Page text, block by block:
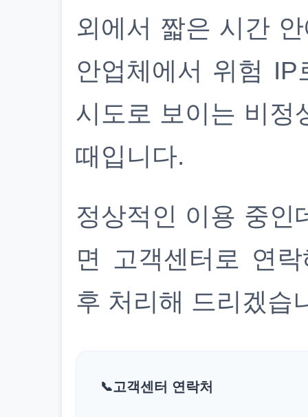
외에서 짧은 시간
안업체에서 위험
시도로 보이는 비정
때입니다.
정상적인 이용 중인
면 고객센터로 연
후 처리해 드리겠습
고객센터 연락처